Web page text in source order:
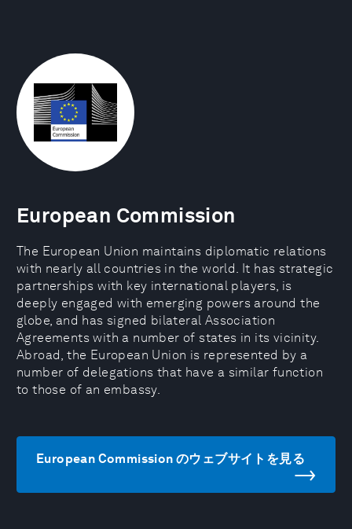
European Commission
The European Union maintains diplomatic relations
with nearly all countries in the world. It has strategic
partnerships with key international players, is
deeply engaged with emerging powers around the
globe, and has signed bilateral Association
Agreements with a number of states in its vicinity.
Abroad, the European Union is represented by a
number of delegations that have a similar function
to those of an embassy.
European Commission のウェブサイトを見る